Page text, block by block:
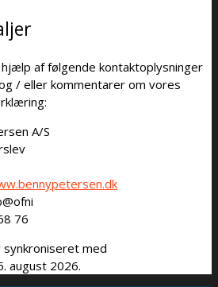
af følgende kontaktoplysninger
/ eller kommentarer om vores
A/S
76
synkroniseret med
august 2026.